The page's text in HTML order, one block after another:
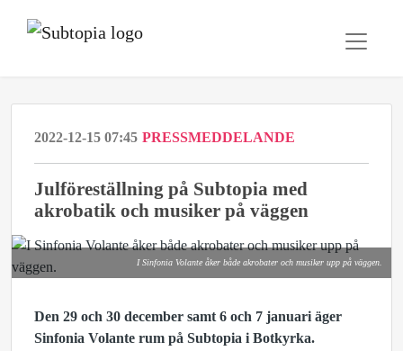
2022-12-15 07:45 PRESSMEDDELANDE
Julföreställning på Subtopia med
akrobatik och musiker på väggen
I Sinfonia Volante åker både akrobater och musiker upp på väggen.
Den 29 och 30 december samt 6 och 7 januari äger
Sinfonia Volante rum på Subtopia i Botkyrka.